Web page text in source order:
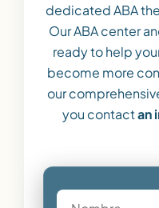
dedicated ABA
Our ABA center
ready to help
become more
our
you contactan